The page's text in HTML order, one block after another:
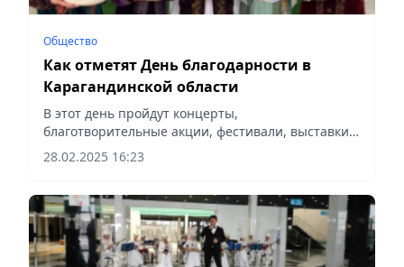
Общество
Как отметят День благодарности в
Карагандинской области
В этот день пройдут концерты,
благотворительные акции, фестивали, выставки,
круглые столы и многое другое,
сообщает Vecher.kz.
28.02.2025 16:23